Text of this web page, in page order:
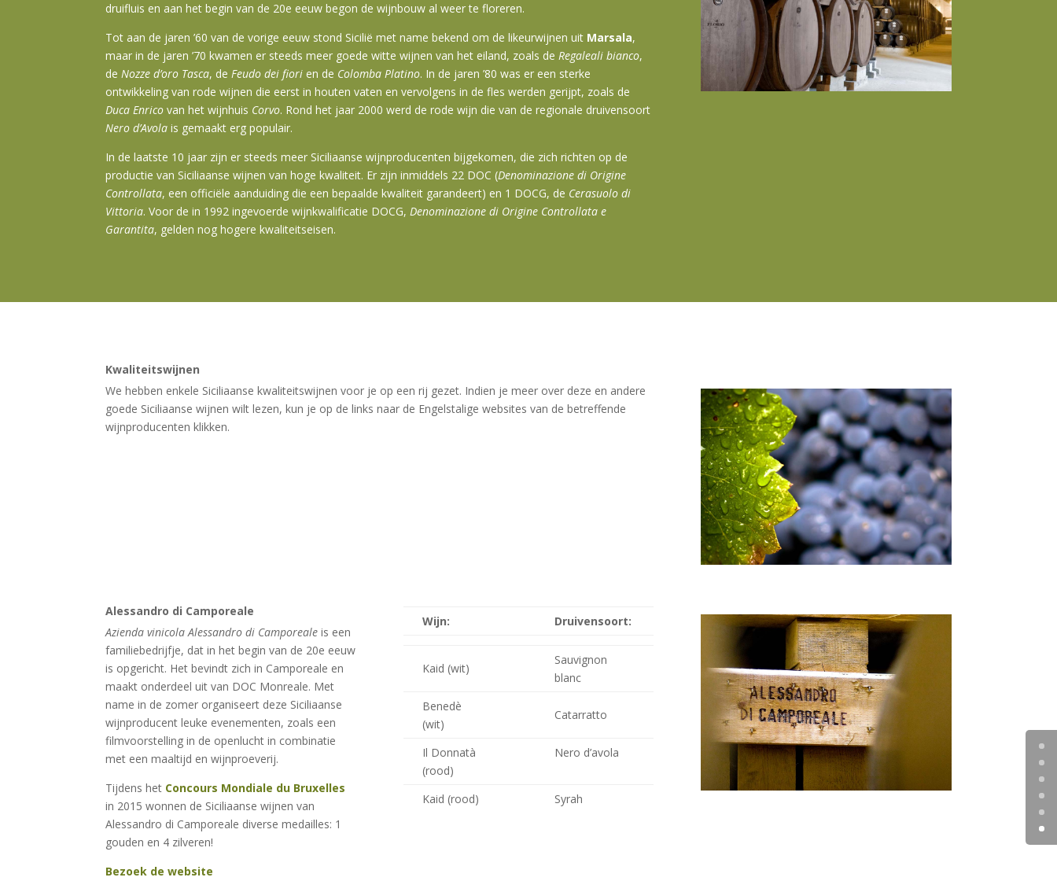
druifluis en aan het begin van de 20e eeuw begon de wijnbouw al weer te floreren.
Tot aan de jaren ’60 van de vorige eeuw stond Sicilië met name bekend om de likeurwijnen uit Marsala,
maar in de jaren ’70 kwamen er steeds meer goede witte wijnen van het eiland, zoals deRegaleali bianco,
deNozze d’oro Tasca, deFeudo dei fiori en de Colomba Platino. In de jaren ’80 was er een sterke
ontwikkeling van rode wijnen die eerst in houten vaten en vervolgens in de fles werden gerijpt, zoals de
Duca Enrico van het wijnhuis Corvo. Rond het jaar 2000 werd de rode wijn die van de regionale druivensoort
Nero d’Avola is gemaakt erg populair.
In de laatste 10 jaar zijn er steeds meer Siciliaanse wijnproducenten bijgekomen, die zich richten op de
productie van Siciliaanse wijnen van hoge kwaliteit. Er zijn inmiddels 22 DOC (Denominazione di Origine
Controllata, een officiële aanduiding die een bepaalde kwaliteit garandeert) en 1 DOCG, de Cerasuolo di
Vittoria. Voor de in 1992 ingevoerde wijnkwalificatie DOCG,Denominazione di Origine Controllata e
Garantita, gelden nog hogere kwaliteitseisen.
Kwaliteitswijnen
We hebben enkele Siciliaanse kwaliteitswijnen voor je op een rij gezet. Indien je meer over deze en andere
goede Siciliaanse wijnen wilt lezen, kun je op de links naar de Engelstalige websites van de betreffende
wijnproducenten klikken.
Alessandro di Camporeale
Azienda vinicola Alessandro di Camporeale is een
familiebedrijfje, dat in het begin van de 20e eeuw
is opgericht. Het bevindt zich in Camporeale en
maakt onderdeel uit van DOC Monreale. Met
name in de zomer organiseert deze Siciliaanse
wijnproducent leuke evenementen, zoals een
filmvoorstelling in de openlucht in combinatie
met een maaltijd en wijnproeverij.
Tijdens het Concours Mondiale du Bruxelles
in 2015 wonnen de Siciliaanse wijnen van
Alessandro di Camporeale diverse medailles: 1
gouden en 4 zilveren!
Bezoek de website
Wijn: Druivensoort:
Kaid (wit)
Sauvignon
blanc
Benedè
(wit)
Catarratto
Il Donnatà
(rood)
Nero d’avola
Kaid (rood) Syrah